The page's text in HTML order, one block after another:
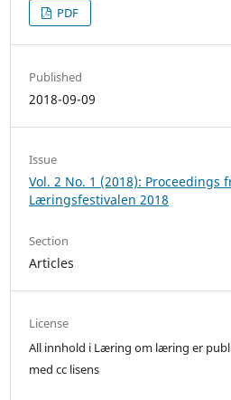
PDF
Published
2018-09-09
Issue
Vol. 2 No. 1 (2018): Proceedings
Læringsfestivalen 2018
Section
Articles
License
All innhold i Læring om læring er
med cc lisens